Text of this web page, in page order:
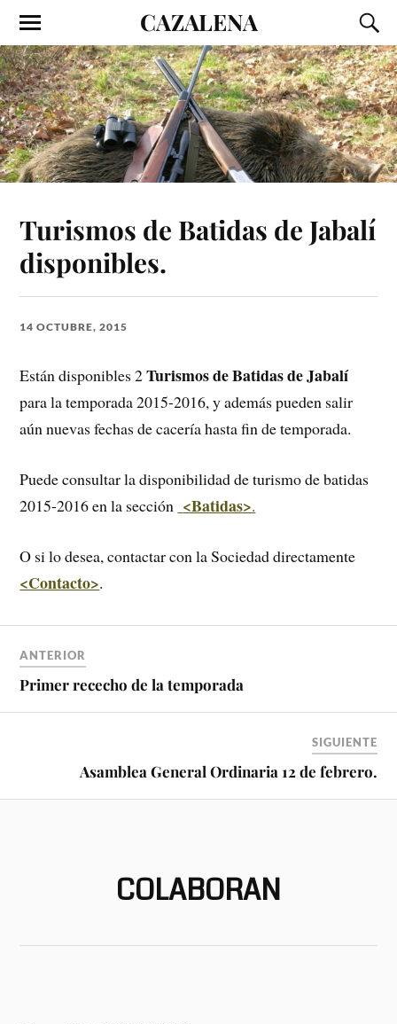
CAZALENA
Turismos de Batidas de Jabalí
disponibles.
14 OCTUBRE, 2015
Están disponibles 2Turismos de Batidas de Jabalí
para la temporada 2015-2016, y además pueden salir
aún nuevas fechas de cacería hasta fin de temporada.
Puede consultar la disponibilidad de turismo de batidas
2015-2016 en la sección <Batidas>.
O si lo desea, contactar con la Sociedad directamente
<Contacto>.
ANTERIOR
Primer rececho de la temporada
SIGUIENTE
Asamblea General Ordinaria 12 de febrero.
COLABORAN